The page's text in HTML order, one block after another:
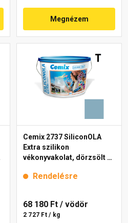
Megnézem
Cemix 2737 SiliconOLA
Extra szilikon
vékonyvakolat, dörzsölt 2
Rendelésre
68 180 Ft / vödör
2 727 Ft / kg